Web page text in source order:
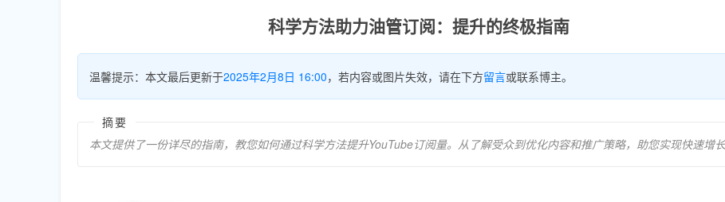
科学方法助力油管订阅：提升的终极指南
温馨提示：本文最后更新于2025年2月8日 16:00，若内容或图片失效，请在下方留言或联系博主。
摘要
本文提供了一份详尽的指南，教您如何通过科学方法提升YouTube订阅量。从了解受众到优化内容和推广策略，助您实现快速增长